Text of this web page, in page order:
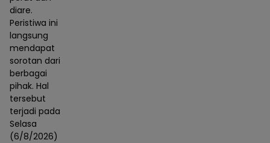
diare.
Peristiwa ini
langsung
mendapat
sorotan dari
berbagai
pihak. Hal
tersebut
terjadi pada
Selasa
(6/8/2026)